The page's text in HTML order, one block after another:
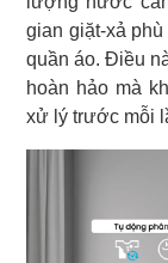
gian giặt-xả
quần áo. Điều
hoàn hảo mà
xử lý trước mỗi